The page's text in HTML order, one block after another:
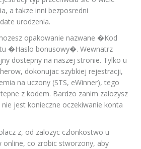
a takze inni bezposredni
urodzenia.
opakowanie nazwane �Kod
�Haslo bonusowy�. Wewnatrz
dostepny na naszej stronie. Tylko u
dokonujac szybkiej rejestracji,
na uczony (STS, eWinner), tego
z kodem. Bardzo zanim zalozysz
jest konieczne oczekiwanie konta
z, od zalozyc czlonkostwo u
online, co zrobic stworzony, aby